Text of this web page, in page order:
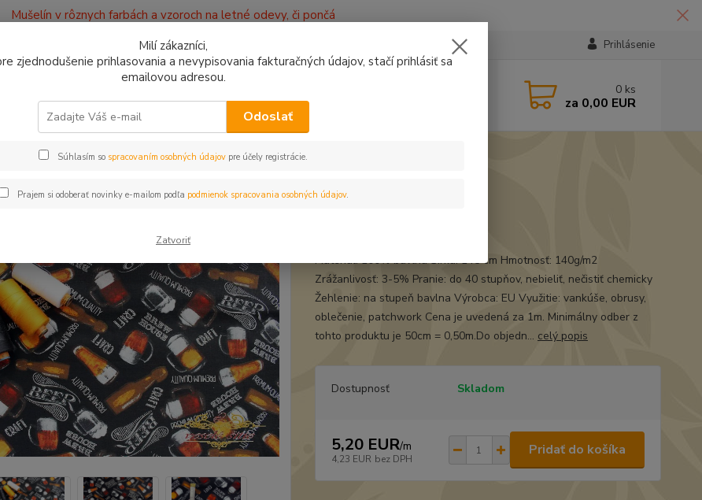
Mušelín v rôznych farbách a vzoroch na letné odevy, či pončá
Prihlásenie
0 ks
za 0,00 EUR
látky Bavlna Pivo
Pivo
Materiál: 100% bavlna Šírka: 145 cm Hmotnosť: 140g/m2
Zrážanlivosť: 3-5% Pranie: do 40 stupňov, nebieliť, nečistiť chemicky
Žehlenie: na stupeň bavlna Výrobca: EU Využitie: vankúše, obrusy,
oblečenie, patchwork Cena je uvedená za 1m. Minimálny odber z
tohto produktu je 50cm = 0,50m.Do objedn... celý popis
Dostupnosť Skladom
5,20 EUR/m
4,23 EUR bez DPH
Pridať do košíka
Milí zákazníci,
zjednodušenie prihlasovania a nevypisovania fakturačných údajov, stačí prihlásiť sa
emailovou adresou.
Odoslať
Súhlasím so spracovaním osobných údajov pre účely registrácie.
Prajem si odoberať novinky e-mailom podľa podmienok spracovania osobných údajov.
Zatvoriť